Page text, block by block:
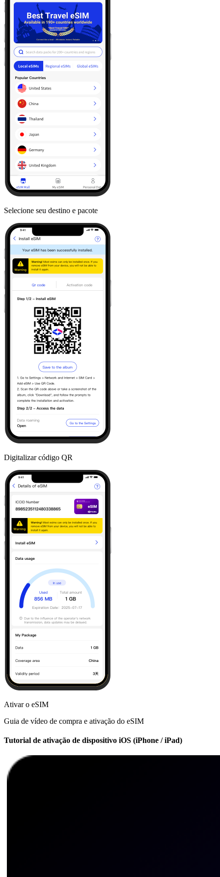
Selecione seu destino e pacote
Digitalizar código QR
Ativar o eSIM
Guia de vídeo de compra e ativação do eSIM
Tutorial de ativação de dispositivo iOS (iPhone / iPad)